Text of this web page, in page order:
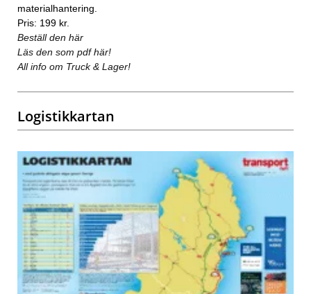
materialhantering.
Pris: 199 kr.
Beställ den här
Läs den som pdf här!
All info om Truck & Lager!
Logistikkartan